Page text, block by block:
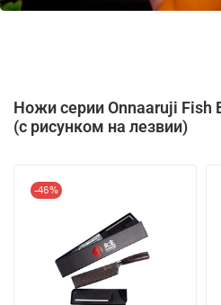
Ножи серии Onnaaruji Fish
(с рисунком на лезвии)
-46%